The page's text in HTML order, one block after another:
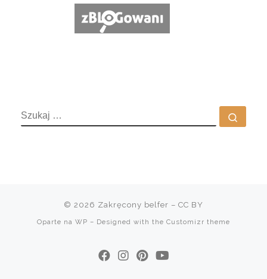
SZUKAJ
© 2026 Zakręcony belfer – CC BY
Oparte na WP – Designed with the Customizr theme